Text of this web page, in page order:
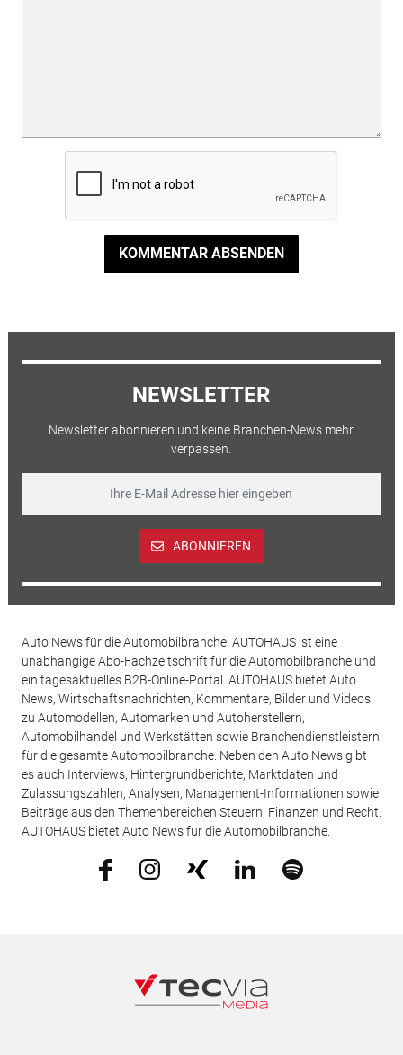
KOMMENTAR ABSENDEN
NEWSLETTER
Newsletter abonnieren und keine Branchen-News mehr
verpassen.
ABONNIEREN
Auto News für die Automobilbranche: AUTOHAUS ist eine
unabhängige Abo-Fachzeitschrift für die Automobilbranche und
ein tagesaktuelles B2B-Online-Portal. AUTOHAUS bietet Auto
News, Wirtschaftsnachrichten, Kommentare, Bilder und Videos
zu Automodellen, Automarken und Autoherstellern,
Automobilhandel und Werkstätten sowie Branchendienstleistern
für die gesamte Automobilbranche. Neben den Auto News gibt
es auch Interviews, Hintergrundberichte, Marktdaten und
Zulassungszahlen, Analysen, Management-Informationen sowie
Beiträge aus den Themenbereichen Steuern, Finanzen und Recht.
AUTOHAUS bietet Auto News für die Automobilbranche.